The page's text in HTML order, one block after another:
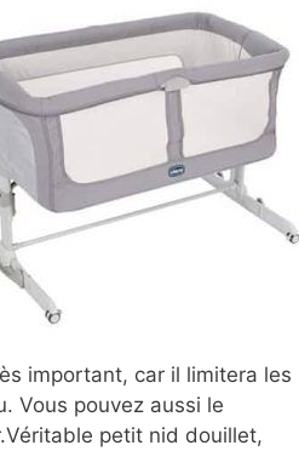
important, car il limitera les
Vous pouvez aussi le
petit nid douillet,